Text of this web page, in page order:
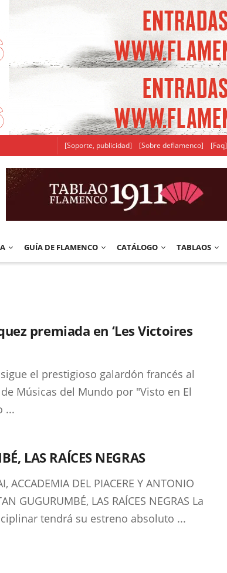
[Soporte, publicidad] [Sobre deflamenco] [Faq]
GUÍA DE FLAMENCO CATÁLOGO TABLAOS
premiada en ‘Les Victoires
el prestigioso galardón francés al
Músicas del Mundo por "Visto en El
...
LAS RAÍCES NEGRAS
ACCADEMIA DEL PIACERE Y ANTONIO
GUGURUMBÉ, LAS RAÍCES NEGRAS La
tendrá su estreno absoluto ...